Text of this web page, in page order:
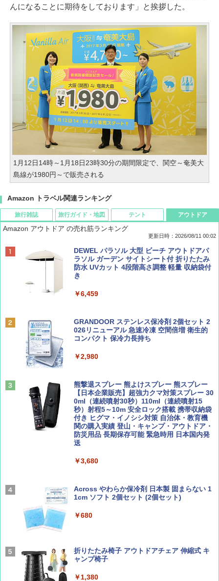
んになることに期待をしております」と挨拶した。
1月12日14時～1月18日23時30分の期間限定で、関空～奄美大
島線が1980円～で販売される
Amazon トラベル関連ランキング
旅行雑誌
BE-PAL(ビ-パル) 2026年 10 月号【特別付録:
ノルディスク 4ホール鋳鉄スキレット】
￥1,540
SOTO ミニマル"旅"財布 ランダム2種】
￥1,500
￥600
ディズニーファン ２０２６年 ９月号 [雑
誌] (ＤＩＳＮＥＹ ＦＡＮ)
￥713
山と溪谷 2026年8月号「南アルプス大全」
￥1,540
旅行ガイド・地図
地球の歩き方 スター・ウォーズ
￥2,695
力的な町 2026～2027 地球の歩き方D アジア
￥2,079
球の歩き方A ヨーロッパ
￥2,479
A26 地球の歩き方 チェコ ポーランド スロヴ
ァキア 2026～2027 地球の歩き方A ヨーロッ
新しい日本地理 地図・統計・移動から読み
テント
[キャンパーズコレクション 山善] テント ワ
ンタッチ 遮光率99.99%以上・UVカット率9
9.9%生地採用 ブラックコーティング 4人用
パッとサッとテントキューブ プレミアム PAT
PYKES PEAK (パイクスピーク) ポップアッ
プ テント サンシェード 簡易テント 【一瞬で
紫外線対策 日よけ 防虫 撥水 ビーチ ピクニッ
￥5,980
ENDLESS BASE 《めざましテレビで紹介》
テント ワンタッチ RENEW 幅200 2-3人用 43
500002(88859)
広げるだけ パッとサッとテント キューブワ
イドプラス ブラックコーティング フルクロ
テント PATCW-200B エクルベージュ
[キャンパーズコレクション 山善] 傘みたいに
ーティング フルクローズ メッシュ 3-4人用
アウトドア
Amazon アウトドア の売れ筋ランキング
更新日時：2026/08/11 00:02
DEWEL パラソル 大型 ビーチ アウトドアパ
ラソル ガーデン サイトシート付 折りたたみ
防水 UVカット 4段階高さ調整 軽量 収納袋付
き
￥6,459
GRANDOOR ステンレス保冷剤 2個セット 2
026リニューアル 急速冷凍 空間倍増 衛生的
コンパクト 保冷力長持ち
￥2,980
熊撃退スプレー 熊よけスプレー 熊スプレー
【日本企業販売】超強力クマ対策スプレー 30
0ml（連続噴射30秒）110ml（連続噴射15
秒）射程5～10m 安全ロック搭載 携帯収納袋
付き ヒグマ・イノシシ対策 自治体・教育機
関の購入実績 登山・キャンプ・アウトドア・
防災用品 長期保存可能 緊急時用 日本国内発
送
￥3,680
Across やわらか保冷剤 日本製 固まらない 1
1cm ソフト 2個セット (2個セット)
￥680
折りたたみ椅子 アウトドアチェア 伸縮式 キ
ャンプ椅子
￥1,380